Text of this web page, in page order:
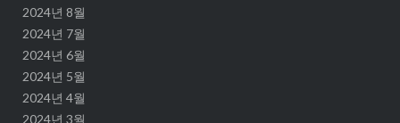
2024년 8월
2024년 7월
2024년 6월
2024년 5월
2024년 4월
2024년 3월